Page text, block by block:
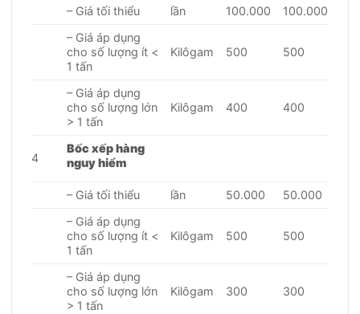
– Giá tối thiểu lần 100.000
100.000
– Giá áp dụng
cho số lượng ít <
1 tấn
Kilôgam 500 500
– Giá áp dụng
cho số lượng lớn
> 1 tấn
Kilôgam 400 400
4
Bốc xếp hàng
nguy hiểm
– Giá tối thiểu lần 50.000
50.000
– Giá áp dụng
cho số lượng ít <
1 tấn
Kilôgam 500 500
– Giá áp dụng
cho số lượng lớn
> 1 tấn
Kilôgam 300 300